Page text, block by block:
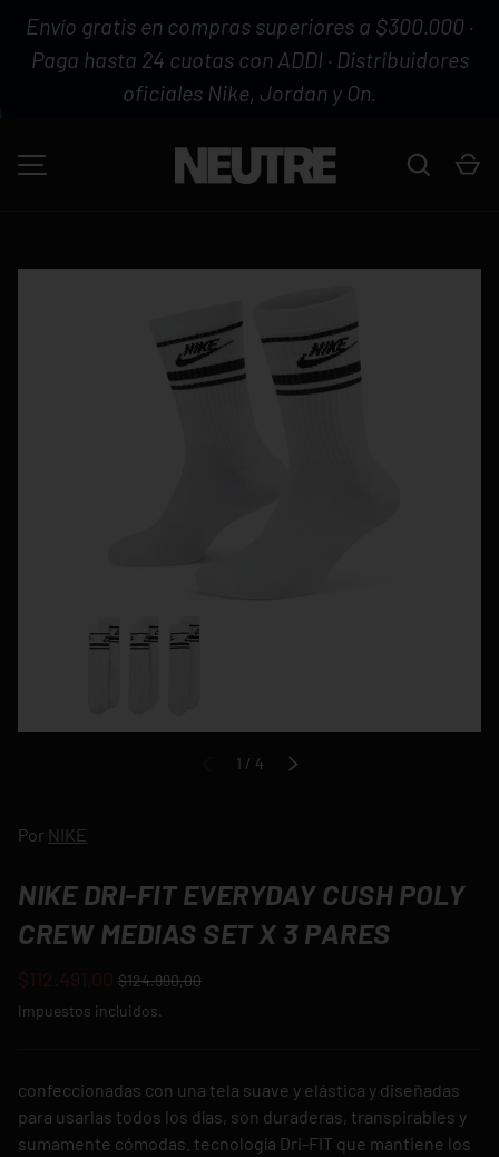
IR AL CONTENIDO
Envío gratis en compras superiores a $300.000 ·
Paga hasta 24 cuotas con ADDI · Distribuidores
oficiales Nike, Jordan y On.
Buscar
ANTERIOR
1 / de
4 SIGUIENTE
Por NIKE
NIKE DRI-FIT EVERYDAY CUSH POLY
CREW MEDIAS SET X 3 PARES
$112.491,00 $124.990,00
Impuestos incluidos.
confeccionadas con una tela suave y elástica y diseñadas
para usarlas todos los días, son duraderas, transpirables y
sumamente cómodas. tecnología Dri-FIT que mantiene los